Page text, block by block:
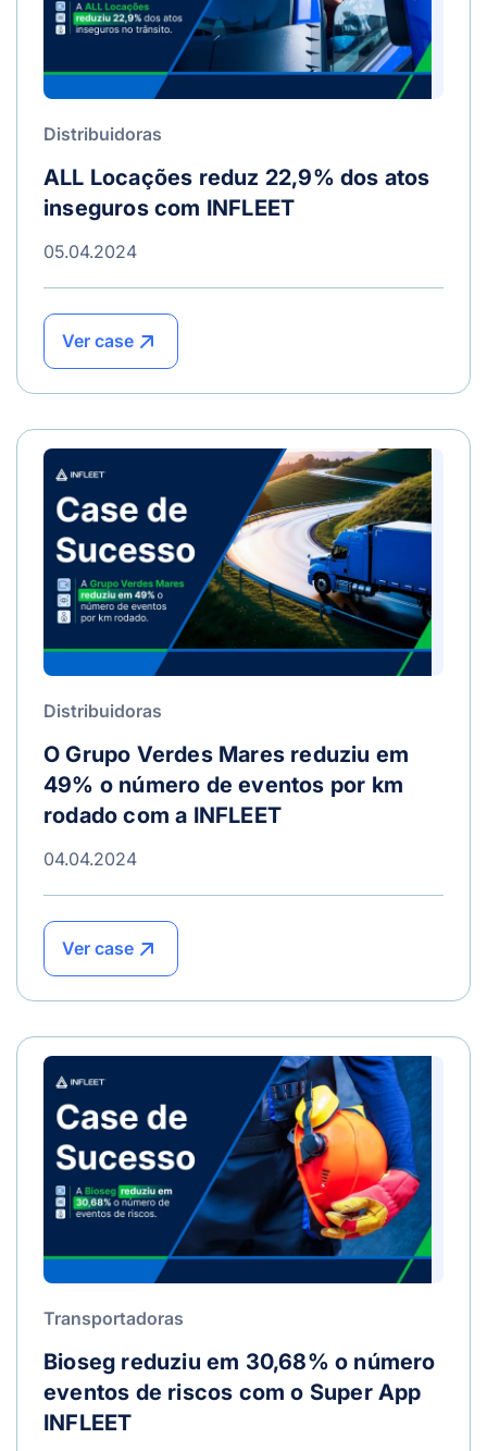
Distribuidoras
ALL Locações reduz 22,9% dos atos
inseguros com INFLEET
05.04.2024
Ver case
Distribuidoras
O Grupo Verdes Mares reduziu em
49% o número de eventos por km
rodado com a INFLEET
04.04.2024
Ver case
Transportadoras
Bioseg reduziu em 30,68% o número
eventos de riscos com o Super App
INFLEET